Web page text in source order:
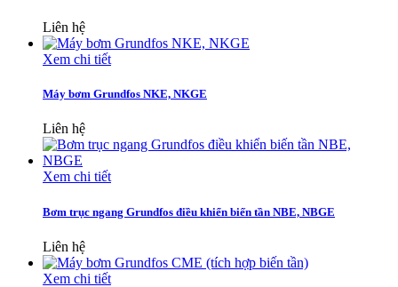
Liên hệ
Xem chi tiết
Máy bơm Grundfos NKE, NKGE
Liên hệ
Xem chi tiết
Bơm trục ngang Grundfos điều khiển biến tần NBE, NBGE
Liên hệ
Xem chi tiết